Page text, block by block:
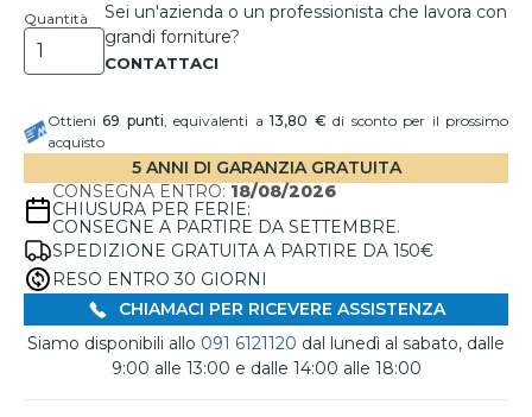
Quantità
Sei un'azienda o un professionista che lavora con
grandi forniture?
Ottieni69 punti, equivalenti a13,80 €di sconto per il prossimo
acquisto
5 ANNI DI GARANZIA GRATUITA
CONSEGNA ENTRO: 18/08/2026
CHIUSURA PER FERIE:
CONSEGNE A PARTIRE DA SETTEMBRE.
SPEDIZIONE GRATUITA A PARTIRE DA 150€
RESO ENTRO 30 GIORNI
CHIAMACI PER RICEVERE ASSISTENZA
Siamo disponibili allo 091 6121120 dal lunedì al sabato, dalle
9:00 alle 13:00 e dalle 14:00 alle 18:00